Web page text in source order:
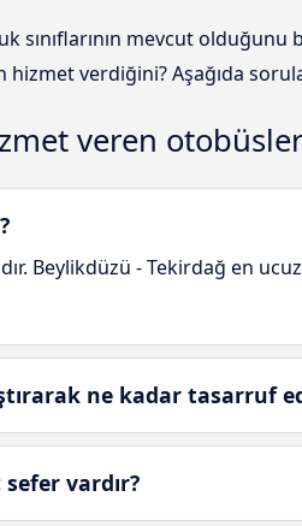
mevcut olduğunu
verdiğini? Aşağıda
veren otobüsler
Beylikdüzü - Tekirdağ en
ne kadar tasarruf
vardır?